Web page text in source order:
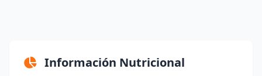
Información Nutricional